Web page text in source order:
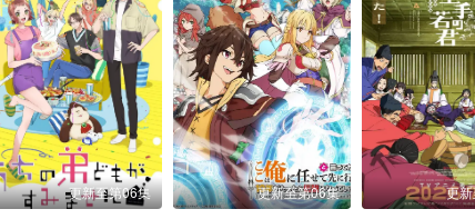
更新至第06集 更新至第06集 更